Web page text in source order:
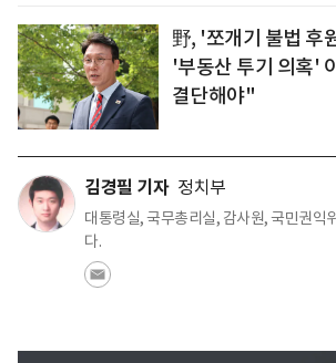
野, '쪼개기 불법 후
'부동산 투기 의혹'
결단해야"
김경필 기자 정치부
대통령실, 국무총리실, 감사원, 국민권익
다.